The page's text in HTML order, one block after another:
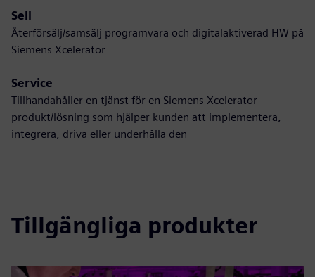
Sell
Återförsälj/samsälj programvara och digitalaktiverad HW på
Siemens Xcelerator
Service
Tillhandahåller en tjänst för en Siemens Xcelerator-
produkt/lösning som hjälper kunden att implementera,
integrera, driva eller underhålla den
Tillgängliga produkter